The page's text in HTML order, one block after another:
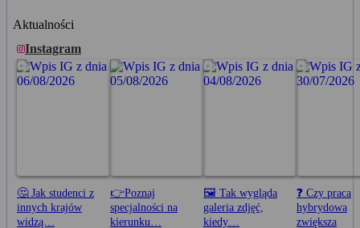
Aktualności
Instagram
🤔 Jak studenci z
innych krajów
widzą…
👉Poznaj
specjalności na
kierunku…
🖼️ Tak wygląda
galeria zdjęć,
kiedy…
❓ Czy praca
hybrydowa
zwiększa